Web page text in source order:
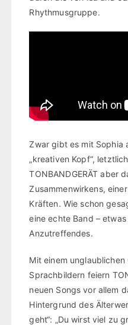
Rhythmusgruppe.
Zwar gibt es mit Sophia
„kreativen Kopf“,
TONBANDGERÄT aber
Zusammenwirkens,
Kräften. Wie schon
eine echte Band –
Anzutreffendes.
Mit einem
Sprachbildern feiern
neuen Songs vor allem
Hintergrund des
geht“: „Du wirst viel zu